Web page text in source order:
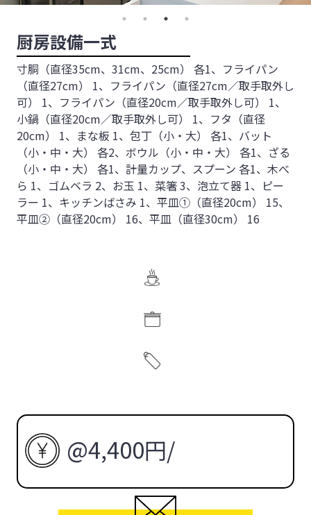
厨房設備一式
寸胴（直径35cm、31cm、25cm） 各1、フライパン
（直径27cm） 1、フライパン（直径27cm／取手取外し
可） 1、フライパン（直径20cm／取手取外し可） 1、
小鍋（直径20cm／取手取外し可） 1、フタ（直径
20cm） 1、まな板 1、包丁（小・大） 各1、バット
（小・中・大） 各2、ボウル（小・中・大） 各1、ざる
（小・中・大） 各1、計量カップ、スプーン 各1、木べ
ら 1、ゴムベラ 2、お玉 1、菜箸 3、泡立て器 1、ピー
ラー 1、キッチンばさみ 1、平皿①（直径20cm） 15、
平皿②（直径20cm） 16、平皿（直径30cm） 16
@4,400円/